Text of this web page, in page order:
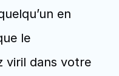
en
le
viril dans votre